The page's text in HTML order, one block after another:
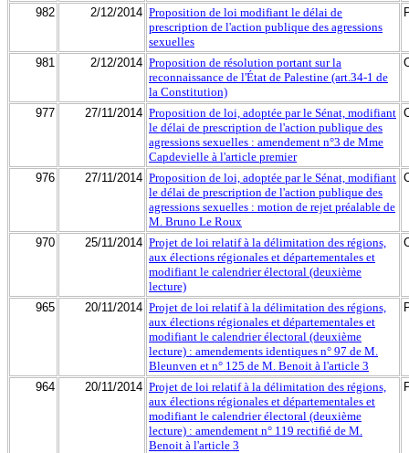
982 2/12/2014 Proposition de loi modifiant le délai de
prescription de l'action publique des agressions
sexuelles
981 2/12/2014 Proposition de résolution portant sur la
reconnaissance de l'État de Palestine (art.34-1 de
la Constitution)
977 27/11/2014 Proposition de loi, adoptée par le Sénat, modifiant
le délai de prescription de l'action publique des
agressions sexuelles : amendement n°3 de Mme
Capdevielle à l'article premier
976 27/11/2014 Proposition de loi, adoptée par le Sénat, modifiant
le délai de prescription de l'action publique des
agressions sexuelles : motion de rejet préalable de
M. Bruno Le Roux
970 25/11/2014 Projet de loi relatif à la délimitation des régions,
aux élections régionales et départementales et
modifiant le calendrier électoral (deuxième
lecture)
965 20/11/2014 Projet de loi relatif à la délimitation des régions,
aux élections régionales et départementales et
modifiant le calendrier électoral (deuxième
lecture) : amendements identiques n° 97 de M.
Bleunven et n° 125 de M. Benoit à l'article 3
964 20/11/2014 Projet de loi relatif à la délimitation des régions,
aux élections régionales et départementales et
modifiant le calendrier électoral (deuxième
lecture) : amendement n° 119 rectifié de M.
Benoit à l'article 3